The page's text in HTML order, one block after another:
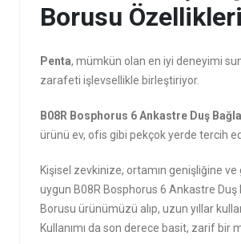
Borusu Özellikleri
Penta, mümkün olan en iyi deneyimi
zarafeti işlevsellikle birleştiriyor.
B08R Bosphorus 6 Ankastre Duş
ürünü ev, ofis gibi pekçok yerde tercih
Kişisel zevkinize, ortamın genişliğine ve
uygun B08R Bosphorus 6 Ankastre Duş
Borusu ürünümüzü alıp, uzun yıllar
Kullanımı da son derece basit, zarif bir